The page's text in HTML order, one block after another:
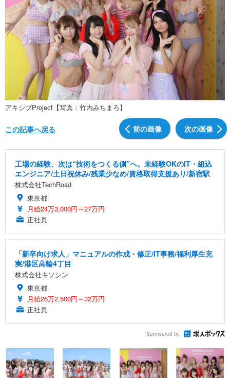
アキシブProject【写真：竹内みちまろ】
前の画像 次の画像
この記事へ戻る
工場の経験、次は“技術をつくる側”へ。未経験OKのIT・組込
エンジニア/土日祝休み/残業少なめ/資格取得支援あり/新宿駅
株式会社TechRoad
東京都
月給24万3,000円～27万円
正社員
「新卒向け求人」マニュアルの作成・修正/IT事務/福利厚生充
実/港区高輪4丁目
株式会社キソシン
東京都
月給26万2,500円～32万円
正社員
Sponsored by